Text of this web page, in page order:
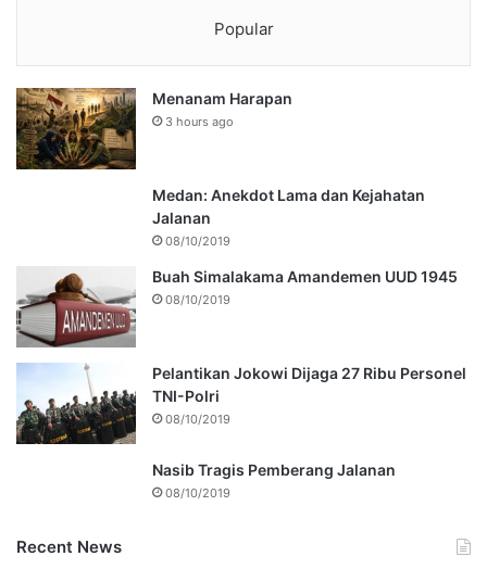
Popular
Menanam Harapan
3 hours ago
Medan: Anekdot Lama dan Kejahatan
Jalanan
08/10/2019
Buah Simalakama Amandemen UUD 1945
08/10/2019
Pelantikan Jokowi Dijaga 27 Ribu Personel
TNI-Polri
08/10/2019
Nasib Tragis Pemberang Jalanan
08/10/2019
Recent News